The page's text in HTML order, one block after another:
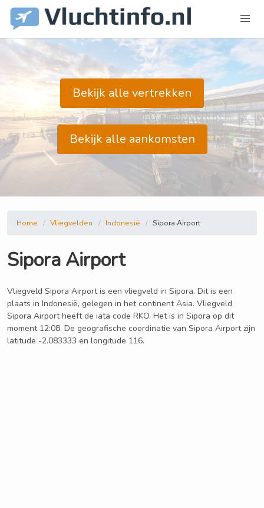
Bekijk alle vertrekken
Bekijk alle aankomsten
Home Vliegvelden Indonesië Sipora Airport
Sipora Airport
Vliegveld Sipora Airport is een vliegveld in Sipora. Dit is een
plaats in Indonesië, gelegen in het continent Asia. Vliegveld
Sipora Airport heeft de iata code RKO. Het is in Sipora op dit
moment 12:08. De geografische coordinatie van Sipora Airport zijn
latitude -2.083333 en longitude 116.